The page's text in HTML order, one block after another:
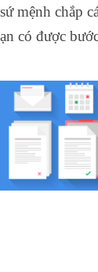
mệnh chắp
có được